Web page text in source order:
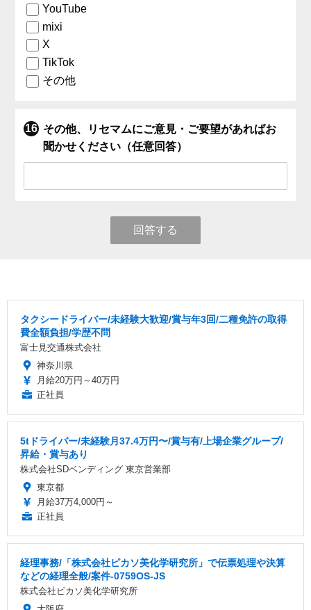
YouTube
mixi
X
TikTok
その他
その他、リセマムにご意見・ご要望があればお
聞かせください（任意回答）
回答する
タクシードライバー/未経験大歓迎/賞与年3回/二種免許の取得
費全額負担/学歴不問
富士見交通株式会社
神奈川県
月給20万円～40万円
正社員
5tドライバー/未経験月37.4万円〜/賞与有/上場企業グループ/
昇給・賞与あり
株式会社SDベンディング 東京営業部
東京都
月給37万4,000円～
正社員
経理事務/「株式会社ピカソ美化学研究所」で伝票処理や決算
などの経理全般/案件-0759OS-JS
株式会社ピカソ美化学研究所